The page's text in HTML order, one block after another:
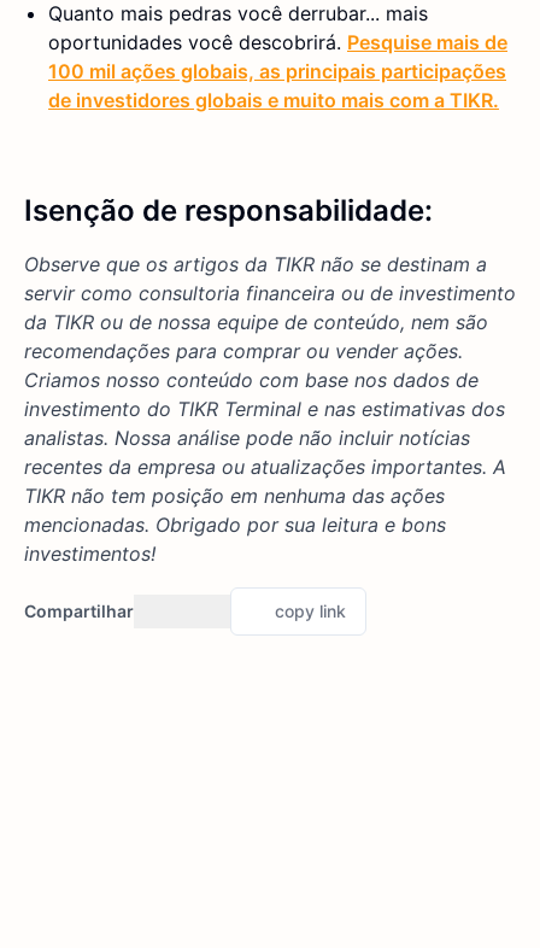
Quanto mais pedras você derrubar... mais
oportunidades você descobrirá. Pesquise mais de
100 mil ações globais, as principais participações
de investidores globais e muito mais com a TIKR.
Isenção de responsabilidade:
Observe que os artigos da TIKR não se destinam a
servir como consultoria financeira ou de investimento
da TIKR ou de nossa equipe de conteúdo, nem são
recomendações para comprar ou vender ações.
Criamos nosso conteúdo com base nos dados de
investimento do TIKR Terminal e nas estimativas dos
analistas. Nossa análise pode não incluir notícias
recentes da empresa ou atualizações importantes. A
TIKR não tem posição em nenhuma das ações
mencionadas. Obrigado por sua leitura e bons
investimentos!
Compartilhar copy link